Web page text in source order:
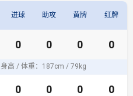
进球 助攻 黄牌 红牌
0 0 0 0
身高 / 体重：187cm / 79kg
0 0 0 0